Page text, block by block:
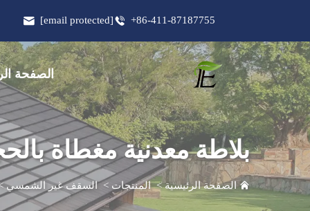
+86-411-87187755
[email protected]
الصفحة
بلاطة معدنية مغطاة
الصفحة الرئيسية>المنتجات >السقف غير الشمسي